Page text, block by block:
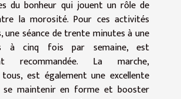
du bonheur qui jouent un rôle de
la morosité. Pour ces activités
une séance de trente minutes à une
à cinq fois par semaine, est
recommandée. La marche,
est également une excellente
maintenir en forme et booster